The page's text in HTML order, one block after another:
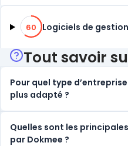
60% de compatibilité
60 Logiciels de
Tout savoir
Pour quel type
plus adapté ?
Quelles sont les
par Dokmee ?